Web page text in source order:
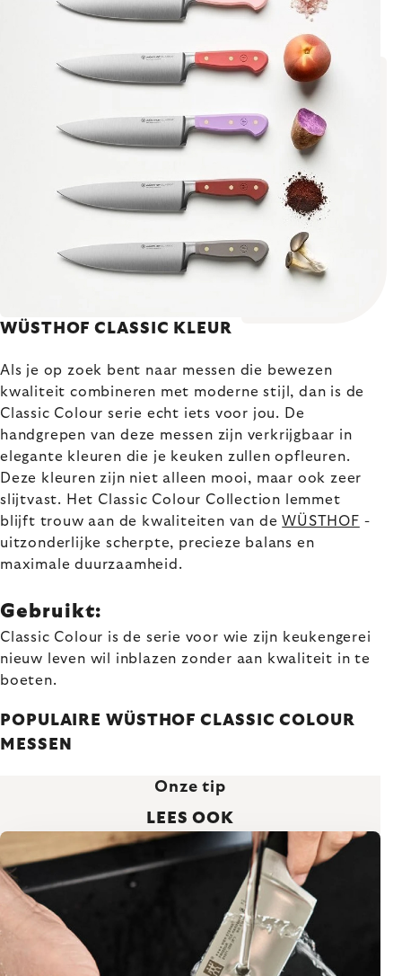
WÜSTHOF CLASSIC KLEUR
Als je op zoek bent naar messen die bewezen
kwaliteit combineren met moderne stijl, dan is de
Classic Colour serie echt iets voor jou. De
handgrepen van deze messen zijn verkrijgbaar in
elegante kleuren die je keuken zullen opfleuren.
Deze kleuren zijn niet alleen mooi, maar ook zeer
slijtvast. Het Classic Colour Collection lemmet
blijft trouw aan de kwaliteiten van deWÜSTHOF -
uitzonderlijke scherpte, precieze balans en
maximale duurzaamheid.
Gebruikt:
Classic Colour is de serie voor wie zijn keukengerei
nieuw leven wil inblazen zonder aan kwaliteit in te
boeten.
POPULAIRE WÜSTHOF CLASSIC COLOUR
MESSEN
Onze tip
LEES OOK